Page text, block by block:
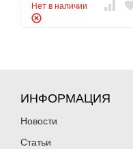
Нет в наличии
ИНФОРМАЦИЯ
Новости
Статьи